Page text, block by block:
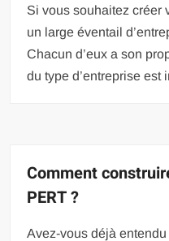
Si vous souhaitez créer
un large éventail
Chacun d’eux a son
du type d’entreprise est
Comment
PERT ?
Avez-vous déjà